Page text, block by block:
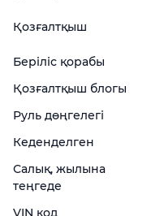
Қозғалтқыш
Беріліс қорабы
Қозғалтқыш блогы
Руль дөңгелегі
Кеденделген
Салық, жылына
теңгеде
VIN код